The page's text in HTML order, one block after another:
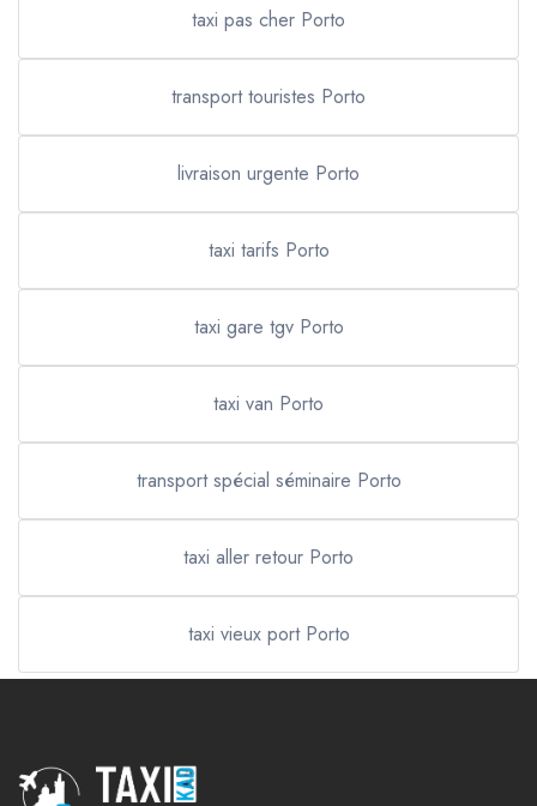
taxi pas cher Porto
transport touristes Porto
livraison urgente Porto
taxi tarifs Porto
taxi gare tgv Porto
taxi van Porto
transport spécial séminaire Porto
taxi aller retour Porto
taxi vieux port Porto